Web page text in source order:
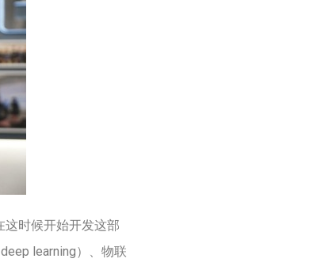
时候开始开发这部
learning）、物联